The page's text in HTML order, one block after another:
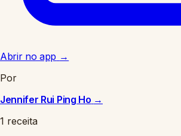
Abrir no app →
Por
Jennifer Rui Ping Ho →
1 receita